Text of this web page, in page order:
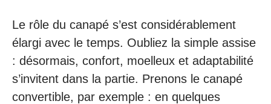
Le rôle du canapé s’est considérablement
élargi avec le temps. Oubliez la simple assise
: désormais, confort, moelleux et adaptabilité
s’invitent dans la partie. Prenons le canapé
convertible, par exemple : en quelques